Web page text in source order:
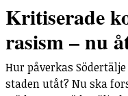
Kritiserade
rasism – nu
Hur påverkas
staden utåt? Nu ska